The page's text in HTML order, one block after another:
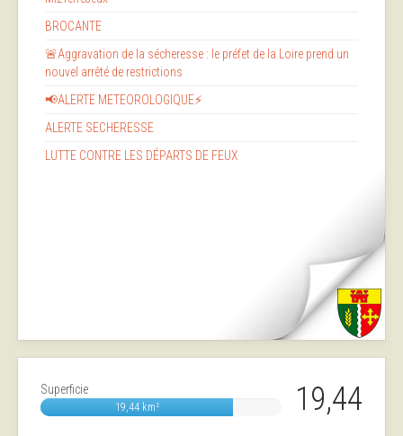
BROCANTE
🚨Aggravation de la sécheresse : le préfet de la Loire prend un
nouvel arrêté de restrictions
📢ALERTE METEOROLOGIQUE⚡
ALERTE SECHERESSE
LUTTE CONTRE LES DÉPARTS DE FEUX
19,44
Superficie
19,44 km²